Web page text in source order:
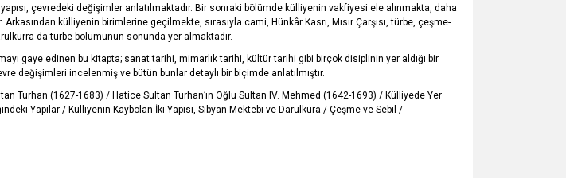
çevredeki değişimler anlatılmaktadır. Bir sonraki bölümde külliyenin vakfiyesi ele alınmakta, daha
külliyenin birimlerine geçilmekte, sırasıyla cami, Hünkâr Kasrı, Mısır Çarşısı, türbe, çeşme-
da türbe bölümünün sonunda yer almaktadır.
gaye edinen bu kitapta; sanat tarihi, mimarlık tarihi, kültür tarihi gibi birçok disiplinin yer aldığı bir
değişimleri incelenmiş ve bütün bunlar detaylı bir biçimde anlatılmıştır.
(1627-1683) / Hatice Sultan Turhan’ın Oğlu Sultan IV. Mehmed (1642-1693) / Külliyede Yer
Yapılar / Külliyenin Kaybolan İki Yapısı, Sıbyan Mektebi ve Darülkura / Çeşme ve Sebil /